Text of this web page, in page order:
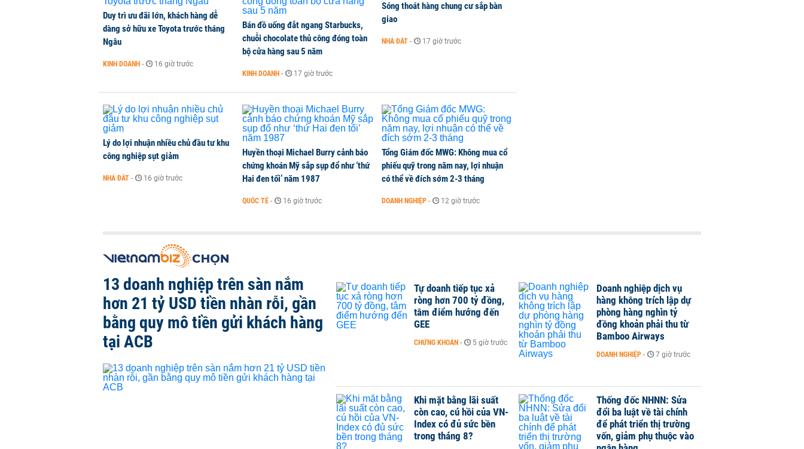
Duy trì ưu đãi lớn, khách hàng dễ
dàng sở hữu xe Toyota trước tháng
Ngâu
KINH DOANH - 16 giờ trước
Bán đồ uống đắt ngang Starbucks,
chuỗi chocolate thủ công đóng toàn
bộ cửa hàng sau 5 năm
KINH DOANH - 17 giờ trước
Sóng thoát hàng chung cư sắp bàn
giao
NHÀ ĐẤT - 17 giờ trước
Lý do lợi nhuận nhiều chủ đầu tư khu
công nghiệp sụt giảm
NHÀ ĐẤT - 16 giờ trước
Huyền thoại Michael Burry cảnh báo
chứng khoán Mỹ sắp sụp đổ như ‘thứ
Hai đen tối’ năm 1987
QUỐC TẾ - 16 giờ trước
Tổng Giám đốc MWG: Không mua cổ
phiếu quỹ trong năm nay, lợi nhuận
có thể về đích sớm 2-3 tháng
DOANH NGHIỆP - 12 giờ trước
13 doanh nghiệp trên sàn nắm
hơn 21 tỷ USD tiền nhàn rỗi, gần
bằng quy mô tiền gửi khách hàng
tại ACB
Tự doanh tiếp tục xả
ròng hơn 700 tỷ đồng,
tâm điểm hướng đến
GEE
CHỨNG KHOÁN - 5 giờ trước
Doanh nghiệp dịch vụ
hàng không trích lập dự
phòng hàng nghìn tỷ
đồng khoản phải thu từ
Bamboo Airways
DOANH NGHIỆP - 7 giờ trước
Khi mặt bằng lãi suất
còn cao, cú hồi của VN-
Index có đủ sức bền
trong tháng 8?
Thống đốc NHNN: Sửa
đổi ba luật về tài chính
để phát triển thị trường
vốn, giảm phụ thuộc vào